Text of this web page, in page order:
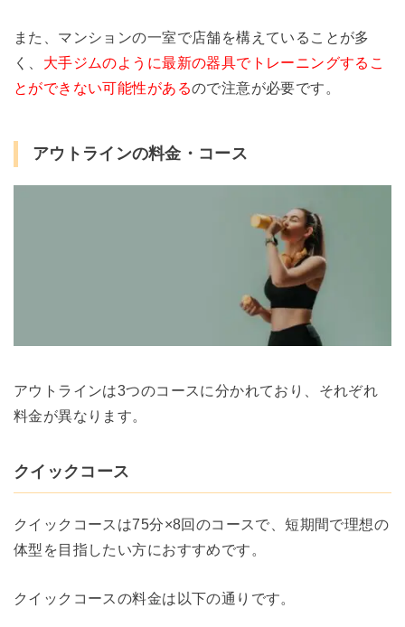
また、マンションの一室で店舗を構えていることが多
く、 大手ジムのように最新の器具でトレーニングするこ
とができない可能性があるので注意が必要です。
アウトラインの料金・コース
アウトラインは3つのコースに分かれており、それぞれ
料金が異なります。
クイックコース
クイックコースは75分×8回のコースで、短期間で理想の
体型を目指したい方におすすめです。
クイックコースの料金は以下の通りです。